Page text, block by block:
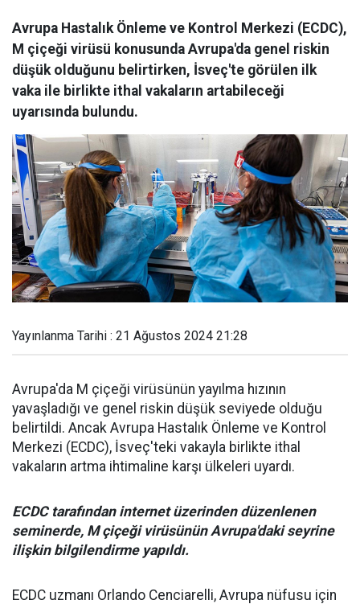
Avrupa Hastalık Önleme ve Kontrol Merkezi (ECDC),
M çiçeği virüsü konusunda Avrupa'da genel riskin
düşük olduğunu belirtirken, İsveç'te görülen ilk
vaka ile birlikte ithal vakaların artabileceği
uyarısında bulundu.
Yayınlanma Tarihi : 21 Ağustos 2024 21:28
Avrupa'da M çiçeği virüsünün yayılma hızının
yavaşladığı ve genel riskin düşük seviyede olduğu
belirtildi. Ancak Avrupa Hastalık Önleme ve Kontrol
Merkezi (ECDC), İsveç'teki vakayla birlikte ithal
vakaların artma ihtimaline karşı ülkeleri uyardı.
ECDC tarafından internet üzerinden düzenlenen
seminerde, M çiçeği virüsünün Avrupa'daki seyrine
ilişkin bilgilendirme yapıldı.
ECDC uzmanı Orlando Cenciarelli, Avrupa nüfusu için